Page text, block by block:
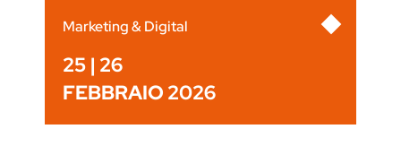
Marketing & Digital
25 | 26
FEBBRAIO 2026